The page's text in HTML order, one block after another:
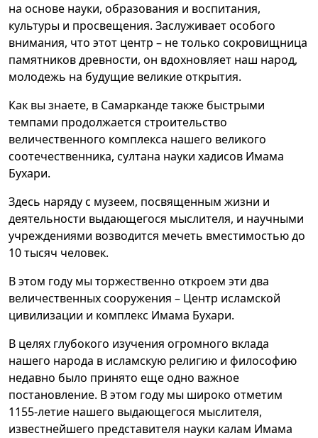
на основе науки, образования и воспитания,
культуры и просвещения. Заслуживает особого
внимания, что этот центр – не только сокровищница
памятников древности, он вдохновляет наш народ,
молодежь на будущие великие открытия.
Как вы знаете, в Самарканде также быстрыми
темпами продолжается строительство
величественного комплекса нашего великого
соотечественника, султана науки хадисов Имама
Бухари.
Здесь наряду с музеем, посвященным жизни и
деятельности выдающегося мыслителя, и научными
учреждениями возводится мечеть вместимостью до
10 тысяч человек.
В этом году мы торжественно откроем эти два
величественных сооружения – Центр исламской
цивилизации и комплекс Имама Бухари.
В целях глубокого изучения огромного вклада
нашего народа в исламскую религию и философию
недавно было принято еще одно важное
постановление. В этом году мы широко отметим
1155-летие нашего выдающегося мыслителя,
известнейшего представителя науки калам Имама